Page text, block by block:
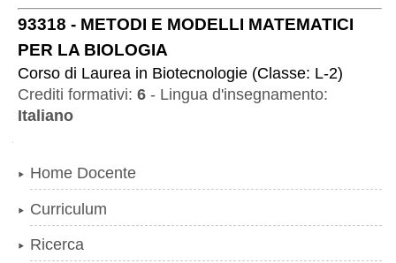
93318 - METODI E MODELLI MATEMATICI
PER LA BIOLOGIA
Corso di Laureain Biotecnologie(Classe: L-2)
Crediti formativi: 6- Lingua d'insegnamento:
Italiano
Home Docente
Curriculum
Ricerca